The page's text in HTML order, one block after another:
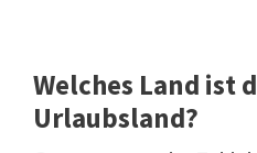
Welches Land ist
Urlaubsland?